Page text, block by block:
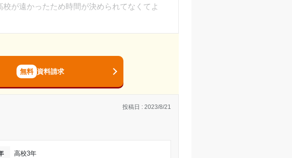
月)
が遠かったため時間が決められてなくてよ
かかるのでお金はかかります
エレベーターも階段もあって便利でした
無料 資料請求
投稿日 : 2023/8/21
高校3年